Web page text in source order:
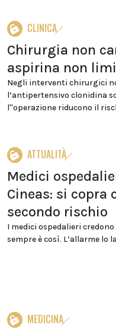
CLINICA
Chirurgia non
aspirina non
Negli interventi chirurgici
l’antipertensivo clonidina
l''operazione riducono il
ATTUALITÀ
Medici
Cineas: si copra
secondo rischio
I medici ospedalieri
sempre è così. L’allarme lo
MEDICINA